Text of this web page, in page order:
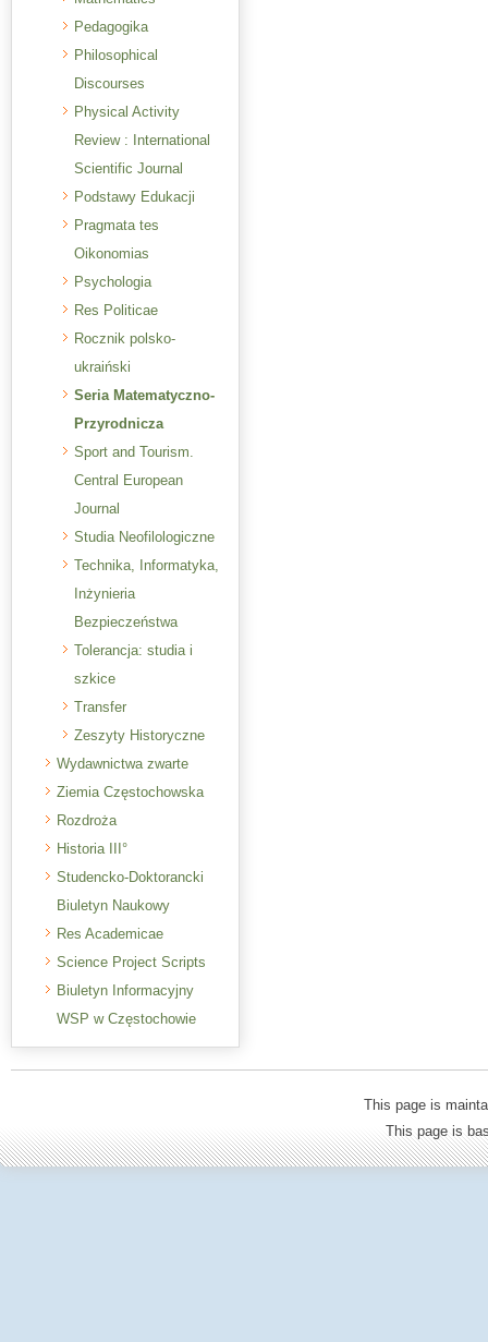
Pedagogika
Philosophical
Discourses
Physical Activity
Review : International
Scientific Journal
Podstawy Edukacji
Pragmata tes
Oikonomias
Psychologia
Res Politicae
Rocznik polsko-
ukraiński
Seria Matematyczno-
Przyrodnicza
Sport and Tourism.
Central European
Journal
Studia Neofilologiczne
Technika, Informatyka,
Inżynieria
Bezpieczeństwa
Tolerancja: studia i
szkice
Transfer
Zeszyty Historyczne
Wydawnictwa zwarte
Ziemia Częstochowska
Rozdroża
Historia III°
Studencko-Doktorancki
Biuletyn Naukowy
Res Academicae
Science Project Scripts
Biuletyn Informacyjny
WSP w Częstochowie
This page is
This page is